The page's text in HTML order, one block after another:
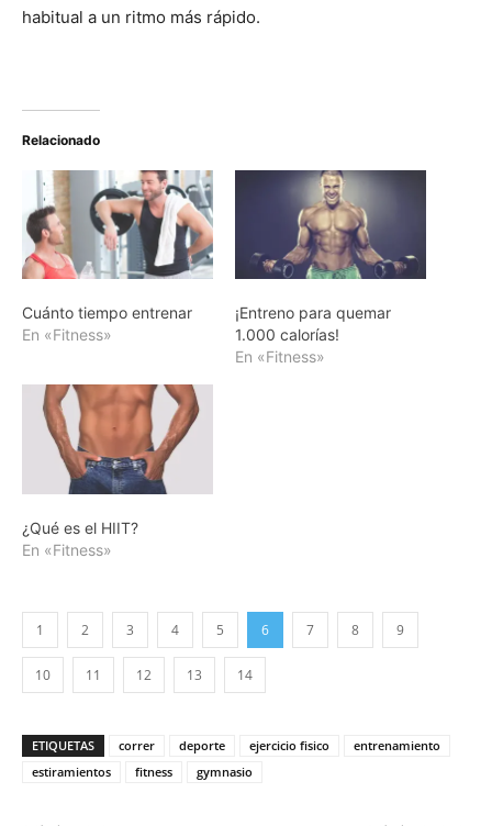
habitual a un ritmo más rápido.
Relacionado
Cuánto tiempo entrenar
En «Fitness»
¡Entreno para quemar
1.000 calorías!
En «Fitness»
¿Qué es el HIIT?
En «Fitness»
1 2 3 4 5 6 7 8 9
10 11 12 13 14
ETIQUETAS correr deporte ejercicio fisico
entrenamiento
estiramientos
fitness gymnasio